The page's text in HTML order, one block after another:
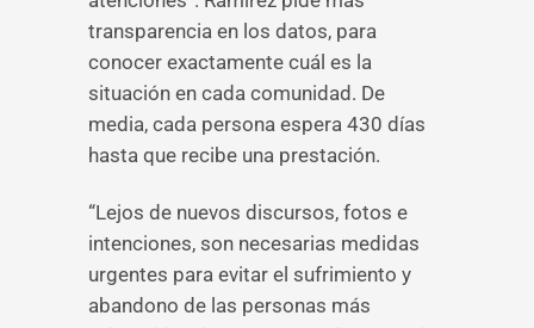
transparencia en los datos, para
conocer exactamente cuál es la
situación en cada comunidad. De
media, cada persona espera 430 días
hasta que recibe una prestación.
“Lejos de nuevos discursos, fotos e
intenciones, son necesarias medidas
urgentes para evitar el sufrimiento y
abandono de las personas más